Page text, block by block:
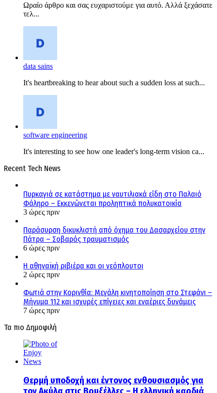
Ωραίο άρθρο και σας ευχαριστούμε για αυτό. Αλλά ξεχάσατε
τελ...
data sains
It's heartbreaking to hear about such a sudden loss at such...
software engineering
It's interesting to see how one leader's long-term vision ca...
Recent Tech News
Πυρκαγιά σε κατάστημα με ναυτιλιακά είδη στο Παλαιό
Φάληρο – Εκκενώνεται προληπτικά πολυκατοικία
3 ώρες πριν
Παράσυρση δικυκλιστή από όχημα του Δασαρχείου στην
Πάτρα – Σοβαρός τραυματισμός
6 ώρες πριν
Η αθηναϊκή ριβιέρα και οι νεόπλουτοι
2 ώρες πριν
Φωτιά στην Κορινθία: Μεγάλη κινητοποίηση στο Στεφάνι –
Μήνυμα 112 και ισχυρές επίγειες και εναέριες δυνάμεις
7 ώρες πριν
Τα πιο Δημοφιλή
Θερμή υποδοχή και έντονος ενθουσιασμός για